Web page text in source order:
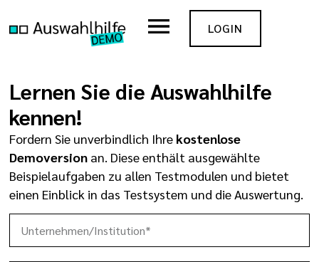
LOGIN
Lernen Sie die Auswahlhilfe
kennen!
Fordern Sie unverbindlich Ihre kostenlose
Demoversion an. Diese enthält ausgewählte
Beispielaufgaben zu allen Testmodulen und bietet
einen Einblick in das Testsystem und die Auswertung.